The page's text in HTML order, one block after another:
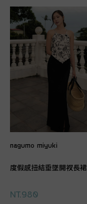
nagumo miyuki
度假感扭結垂墜開衩長裙
NT.980